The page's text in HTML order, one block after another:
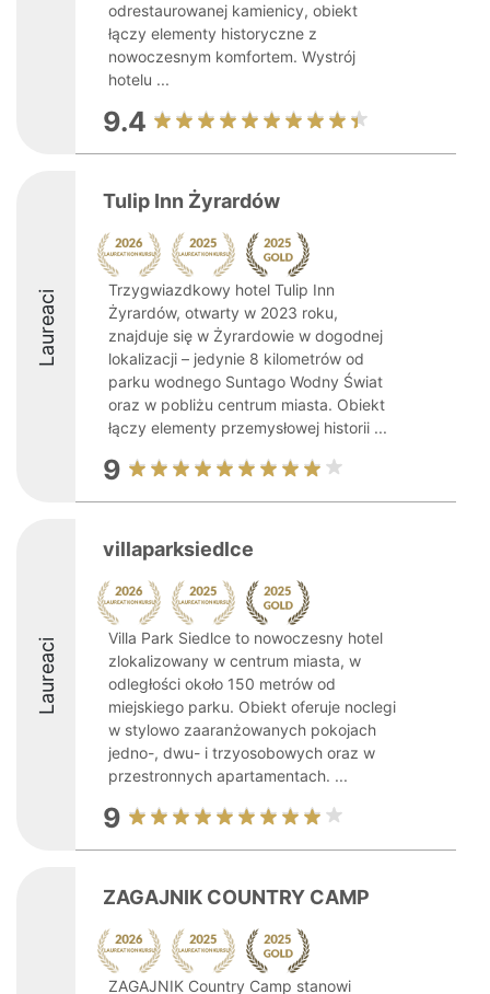
odrestaurowanej kamienicy, obiekt
łączy elementy historyczne z
nowoczesnym komfortem. Wystrój
hotelu ...
9.4
Laureaci
Tulip Inn Żyrardów
Trzygwiazdkowy hotel Tulip Inn
Żyrardów, otwarty w 2023 roku,
znajduje się w Żyrardowie w dogodnej
lokalizacji – jedynie 8 kilometrów od
parku wodnego Suntago Wodny Świat
oraz w pobliżu centrum miasta. Obiekt
łączy elementy przemysłowej historii ...
9
Laureaci
villaparksiedlce
Villa Park Siedlce to nowoczesny hotel
zlokalizowany w centrum miasta, w
odległości około 150 metrów od
miejskiego parku. Obiekt oferuje noclegi
w stylowo zaaranżowanych pokojach
jedno-, dwu- i trzyosobowych oraz w
przestronnych apartamentach. ...
9
ZAGAJNIK COUNTRY CAMP
ZAGAJNIK Country Camp stanowi